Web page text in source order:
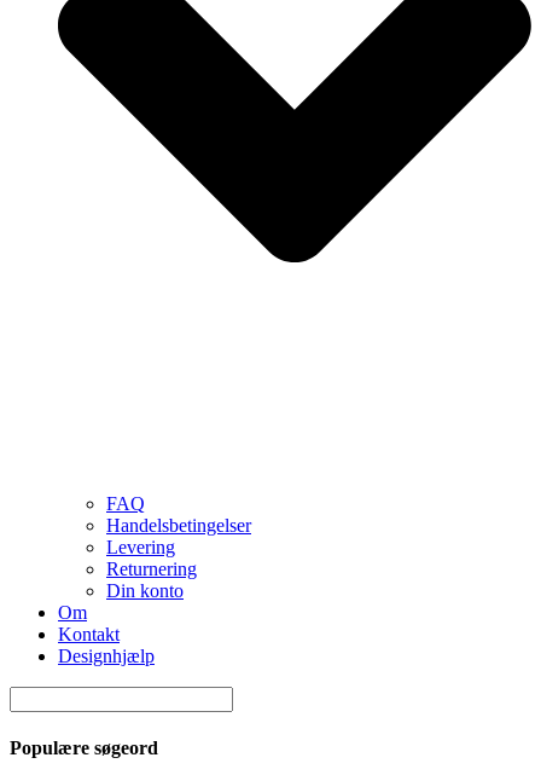
FAQ
Handelsbetingelser
Levering
Returnering
Din konto
Om
Kontakt
Designhjælp
Populære søgeord